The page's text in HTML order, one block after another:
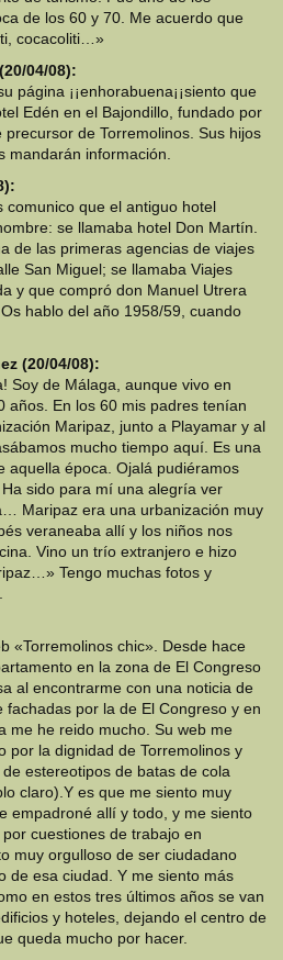
de los 60 y 70. Me acuerdo que
cocacoliti…»
04/08):
página ¡¡enhorabuena¡¡siento que
Edén en el Bajondillo, fundado por
de Torremolinos. Sus hijos
mandarán información.
comunico que el antiguo hotel
se llamaba hotel Don Martín.
de las primeras agencias de viajes
San Miguel; se llamaba Viajes
y que compró don Manuel Utrera
hablo del año 1958/59, cuando
(20/04/08):
Soy de Málaga, aunque vivo en
años. En los 60 mis padres tenían
Maripaz, junto a Playamar y al
mucho tiempo aquí. Es una
aquella época. Ojalá pudiéramos
sido para mí una alegría ver
Maripaz era una urbanización muy
veraneaba allí y los niños nos
Vino un trío extranjero e hizo
Tengo muchas fotos y
«Torremolinos chic». Desde hace
en la zona de El Congreso
al encontrarme con una noticia de
por la de El Congreso y en
me he reido mucho. Su web me
por la dignidad de Torremolinos y
estereotipos de batas de cola
claro).Y es que me siento muy
empadroné allí y todo, y me siento
cuestiones de trabajo en
muy orgulloso de ser ciudadano
de esa ciudad. Y me siento más
en estos tres últimos años se van
y hoteles, dejando el centro de
queda mucho por hacer.